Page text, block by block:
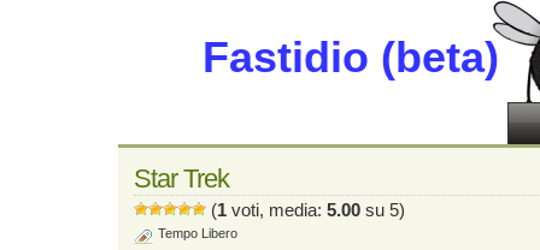
Fastidio (beta)
Star Trek
(1 voti, media: 5.00 su 5)
Tempo Libero